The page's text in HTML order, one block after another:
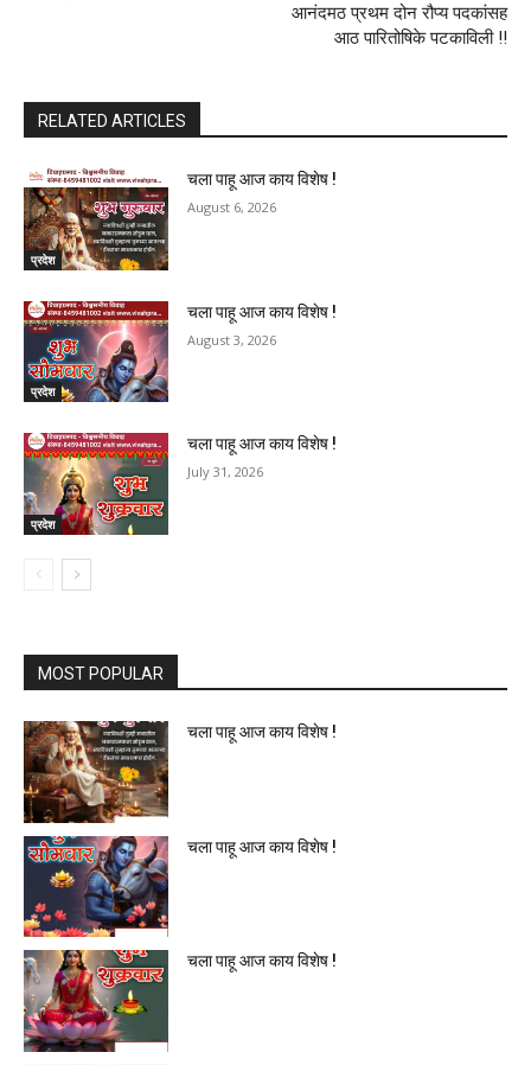
आनंदमठ प्रथम दोन रौप्य पदकांसह
आठ पारितोषिके पटकाविली !!
RELATED ARTICLES
प्रदेश
चला पाहू आज काय विशेष !
August 6, 2026
प्रदेश
चला पाहू आज काय विशेष !
August 3, 2026
प्रदेश
चला पाहू आज काय विशेष !
July 31, 2026
MOST POPULAR
चला पाहू आज काय विशेष !
चला पाहू आज काय विशेष !
चला पाहू आज काय विशेष !